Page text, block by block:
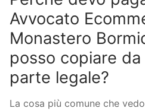
Avvocato
Monastero
posso copiare
parte legale?
La cosa più comune che